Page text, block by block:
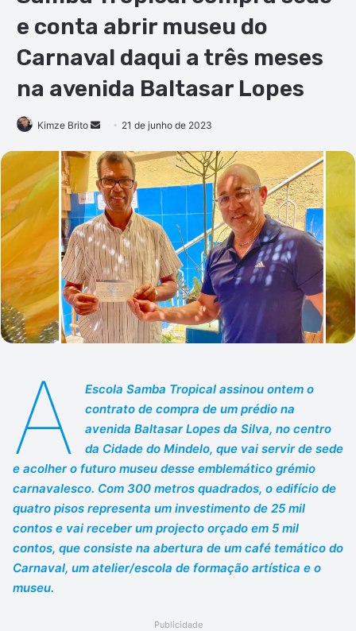
e conta abrir museu do
Carnaval daqui a três meses
na avenida Baltasar Lopes
Kimze Brito
Mande
e-
mail
21 de junho de 2023
A
Escola Samba Tropical assinou ontem o
contrato de compra de um prédio na
avenida Baltasar Lopes da Silva, no centro
da Cidade do Mindelo, que vai servir de sede
e acolher o futuro museu desse emblemático grémio
carnavalesco. Com 300 metros quadrados, o edifício de
quatro pisos representa um investimento de 25 mil
contos e vai receber um projecto orçado em 5 mil
contos, que consiste na abertura de um café temático do
Carnaval, um atelier/escola de formação artística e o
museu.
Publicidade